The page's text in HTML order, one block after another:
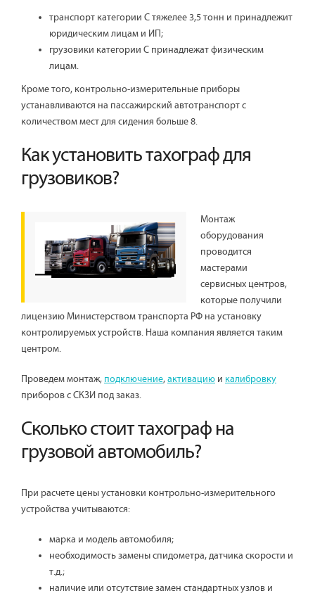
транспорт категории C тяжелее 3,5 тонн и принадлежит
юридическим лицам и ИП;
грузовики категории С принадлежат физическим
лицам.
Кроме того, контрольно-измерительные приборы
устанавливаются на пассажирский автотранспорт с
количеством мест для сидения больше 8.
Как установить тахограф для
грузовиков?
Монтаж
оборудования
проводится
мастерами
сервисных центров,
которые получили
лицензию Министерством транспорта РФ на установку
контролируемых устройств. Наша компания является таким
центром.
Проведем монтаж, подключение,активацию и калибровку
приборов с СКЗИ под заказ.
Сколько стоит тахограф на
грузовой автомобиль?
При расчете цены установки контрольно-измерительного
устройства учитываются:
марка и модель автомобиля;
необходимость замены спидометра, датчика скорости и
т.д.;
наличие или отсутствие замен стандартных узлов и